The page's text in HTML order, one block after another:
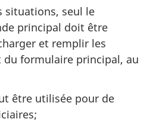
situations, seul le
principal doit être
et remplir les
du formulaire principal, au
être utilisée pour de